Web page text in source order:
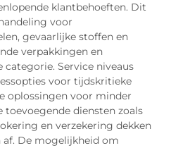
klantbehoeften. Dit
voor
gevaarlijke stoffen en
verpakkingen en
Service niveaus
voor tijdskritieke
oplossingen voor minder
toevoegende diensten zoals
en verzekering dekken
af. De mogelijkheid om